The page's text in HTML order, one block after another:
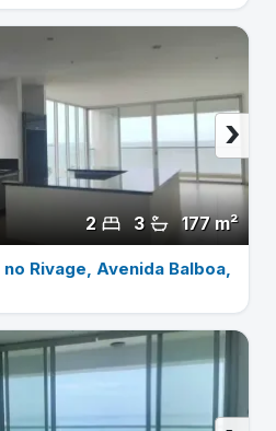
177 m²
3
2
›
Rivage, Avenida Balboa,